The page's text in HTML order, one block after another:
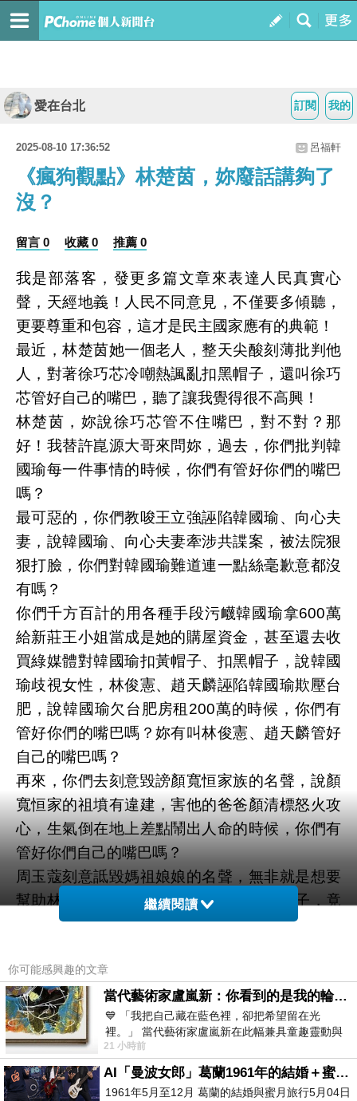
我的
訂閱
愛在台北
2025-08-10 17:36:52 呂福軒
《瘋狗觀點》林楚茵，妳廢話講夠了
沒？
留言 0 收藏 0 推薦 0
我是部落客，發更多篇文章來表達人民真實心
聲，天經地義！人民不同意見，不僅要多傾聽，
更要尊重和包容，這才是民主國家應有的典範！
最近，林楚茵她一個老人，整天尖酸刻薄批判他
人，對著徐巧芯冷嘲熱諷亂扣黑帽子，還叫徐巧
芯管好自己的嘴巴，聽了讓我覺得很不高興！
林楚茵，妳說徐巧芯管不住嘴巴，對不對？那
好！我替許崑源大哥來問妳，過去，你們批判韓
國瑜每一件事情的時候，你們有管好你們的嘴巴
嗎？
最可惡的，你們教唆王立強誣陷韓國瑜、向心夫
妻，說韓國瑜、向心夫妻牽涉共諜案，被法院狠
狠打臉，你們對韓國瑜難道連一點絲毫歉意都沒
有嗎？
你們千方百計的用各種手段污衊韓國瑜拿600萬
給新莊王小姐當成是她的購屋資金，甚至還去收
買綠媒體對韓國瑜扣黃帽子、扣黑帽子，說韓國
瑜歧視女性，林俊憲、趙天麟誣陷韓國瑜欺壓台
肥，說韓國瑜欠台肥房租200萬的時候，你們有
管好你們的嘴巴嗎？妳有叫林俊憲、趙天麟管好
自己的嘴巴嗎？
再來，你們去刻意毀謗顏寬恒家族的名聲，說顏
寬恒家的祖墳有違建，害他的爸爸顏清標怒火攻
心，生氣倒在地上差點鬧出人命的時候，你們有
管好你們自己的嘴巴嗎？
周玉蔻刻意詆毀媽祖娘娘的名聲，無非就是想要
幫助林靜儀選上立委，還去污衊顏寬恒父子，竟
然還在大甲鎮瀾宮聲稱自己是救媽祖娘娘的時
周玉蔻去侮辱一位出家修行的人，罵人家證嚴法
師是下人的時候，妳有叫周玉蔻管好自己的嘴巴
嗎？還有，陳冠榮批判韓國瑜支持者是H腦炎病
毒，妳有叫陳冠榮管好他自己的嘴巴嗎？
我實在搞不懂，為什麼你們民進黨政客嘴巴會這
麼的賤？而且嘴巴比大便還臭！所以林楚茵，妳
繼續閱讀
你可能感興趣的文章
當代藝術家盧嵐新：你看到的是我的輪廓，還是你的故事？——藏在藍色裡的希望與光
💙 「我把自己藏在藍色裡，卻把希望留在光
裡。」 當代藝術家盧嵐新在此幅兼具童趣靈動與
抽象韻味的新作中，用湛藍的羽翼般色塊包覆著
21 小時前
AI「曼波女郎」葛蘭1961年的結婚＋蜜月旅行 #戀上老電影 #葛蘭 #粟子
1961年5月至12月 葛蘭的結婚與蜜月旅行5月04日